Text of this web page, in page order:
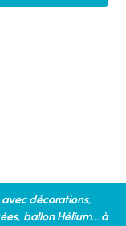
décorations,
ballon Hélium... à